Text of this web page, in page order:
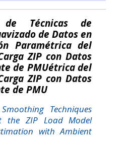
de Técnicas de
de Datos en
Paramétrica del
ZIP con Datos
de PMUétrica del
ZIP con Datos
de PMU
Techniques
the ZIP Load Model
with Ambient